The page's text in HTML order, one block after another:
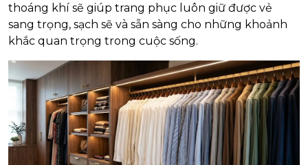
thoáng khí sẽ giúp trang phục luôn giữ được vẻ
sang trọng, sạch sẽ và sẵn sàng cho những khoảnh
khắc quan trọng trong cuộc sống.